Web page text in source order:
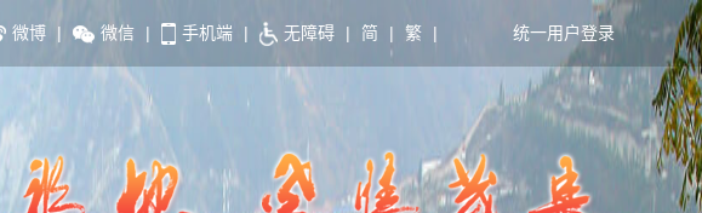
微博 | 微信 | 手机端 | 无障碍 | 简 | 繁 | 统一用户登录